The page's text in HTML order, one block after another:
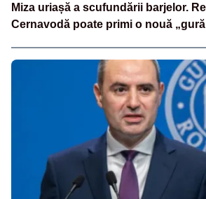
Miza uriașă a scufundării barjelor.
Cernavodă poate primi o nouă